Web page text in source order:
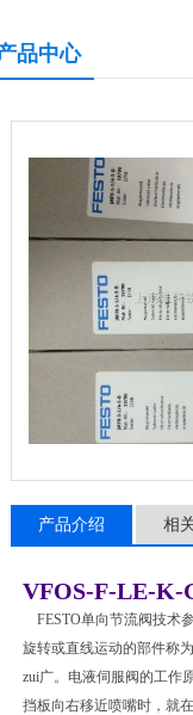
品中心
产品介绍 相
VFOS-F-LE-K-
FESTO单向节流阀技术
旋转或直线运动的部件称
zui广。电液伺服阀的工作
挡板向右移近喷嘴时，就